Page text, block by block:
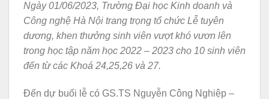
Ngày 01/06/2023, Trường Đại học Kinh doanh và
Công nghệ Hà Nội trang trọng tổ chức Lễ tuyên
dương, khen thưởng sinh viên vượt khó vươn lên
trong học tập năm học 2022 – 2023 cho 10 sinh viên
đến từ các Khoá 24,25,26 và 27.
Đến dự buổi lễ có GS.TS Nguyễn Công Nghiệp –